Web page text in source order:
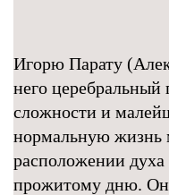
Игорю Парату
него церебральный
сложности и
нормальную жизнь
расположении
прожитому дню. Он